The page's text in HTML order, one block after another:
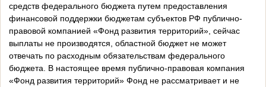
средств федерального бюджета путем предоставления
финансовой поддержки бюджетам субъектов РФ публично-
правовой компанией «Фонд развития территорий», сейчас
выплаты не производятся, областной бюджет не может
отвечать по расходным обязательствам федерального
бюджета. В настоящее время публично-правовая компания
«Фонд развития территорий» Фонд не рассматривает и не